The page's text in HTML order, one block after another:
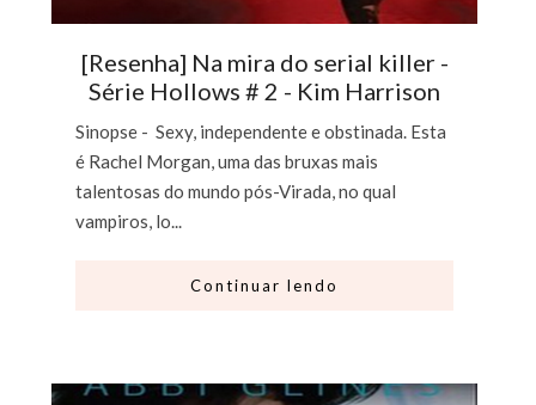
[Resenha] Na mira do serial killer -
Série Hollows # 2 - Kim Harrison
Sinopse - Sexy, independente e obstinada. Esta
é Rachel Morgan, uma das bruxas mais
talentosas do mundo pós-Virada, no qual
vampiros, lo...
Continuar lendo